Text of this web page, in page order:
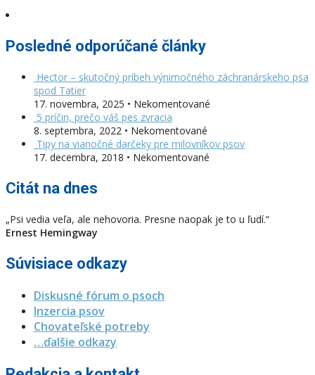
Posledné odporúčané články
Hector – skutočný príbeh výnimočného záchranárskeho psa
spod Tatier
17. novembra, 2025 • Nekomentované
5 príčin, prečo váš pes zvracia
8. septembra, 2022 • Nekomentované
Tipy na vianočné darčeky pre milovníkov psov
17. decembra, 2018 • Nekomentované
Citát na dnes
„Psi vedia veľa, ale nehovoria. Presne naopak je to u ľudí.“
Ernest Hemingway
Súvisiace odkazy
Diskusné fórum o psoch
Inzercia psov
Chovateľské potreby
…ďalšie odkazy